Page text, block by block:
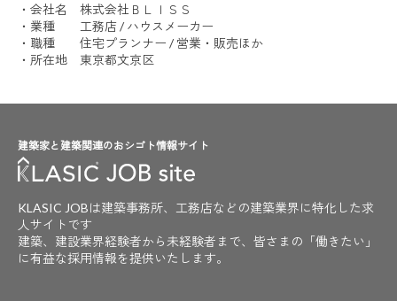
・会社名 株式会社ＢＬＩＳＳ
・業種 工務店 / ハウスメーカー
・職種 住宅プランナー / 営業・販売ほか
・所在地 東京都文京区
建築家と建築関連のおシゴト情報サイト
KLASIC JOBは建築事務所、工務店などの建築業界に特化した求
人サイトです
建築、建設業界経験者から未経験者まで、皆さまの「働きたい」
に有益な採用情報を提供いたします。